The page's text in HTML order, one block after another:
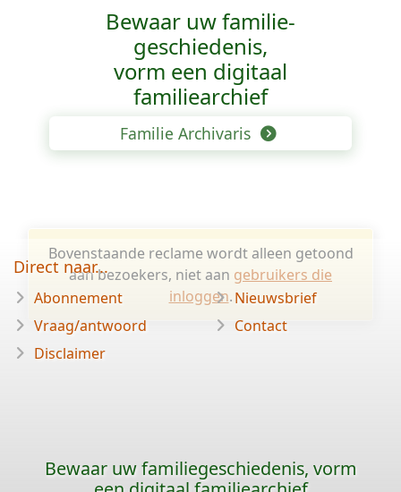
Bewaar uw familie­
geschiedenis,
vorm een digitaal
familiearchief
Familie Archivaris
Bovenstaande reclame wordt alleen getoond
aan bezoekers, niet aan gebruikers die
inloggen.
Direct naar...
Abonnement
Vraag/antwoord
Disclaimer
Nieuwsbrief
Contact
Bewaar uw familiegeschiedenis, vorm